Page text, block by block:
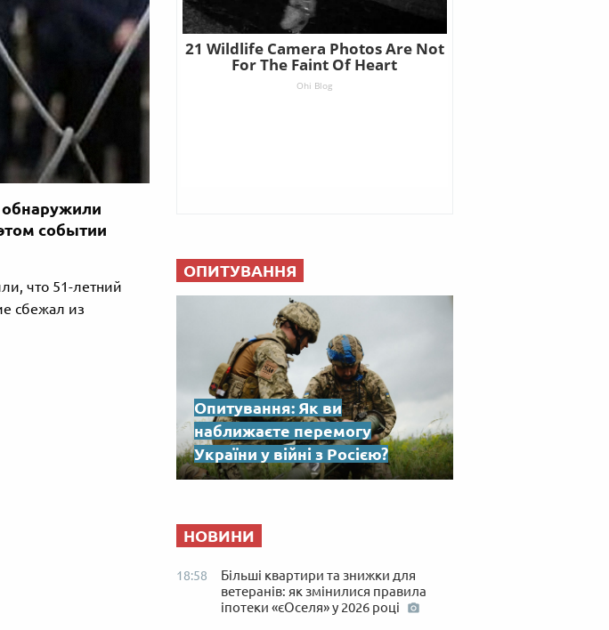
событии
что 51-летний
сбежал из
ОПИТУВАННЯ
Опитування: Як ви
наближаєте перемогу
України у війні з Росією?
НОВИНИ
18:58
Більші квартири та знижки для
ветеранів: як змінилися правила
іпотеки «єОселя» у 2026 році